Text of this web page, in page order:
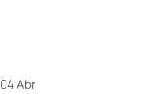
04Abr